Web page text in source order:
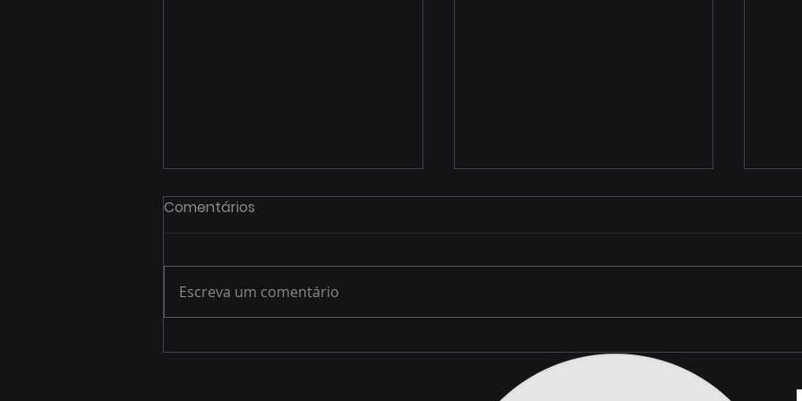
Prepare os Profissionais
Posto de Bandeira Branca
ou Embandeirado?
Conheça as Vantagens e
Comentários
Escreva um comentário